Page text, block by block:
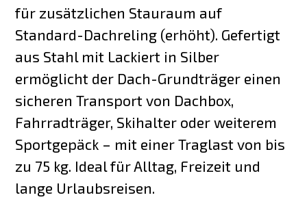
für zusätzlichen Stauraum auf
Standard-Dachreling (erhöht). Gefertigt
aus Stahl mit Lackiert in Silber
ermöglicht der Dach-Grundträger einen
sicheren Transport von Dachbox,
Fahrradträger, Skihalter oder weiterem
Sportgepäck – mit einer Traglast von bis
zu 75 kg. Ideal für Alltag, Freizeit und
lange Urlaubsreisen.